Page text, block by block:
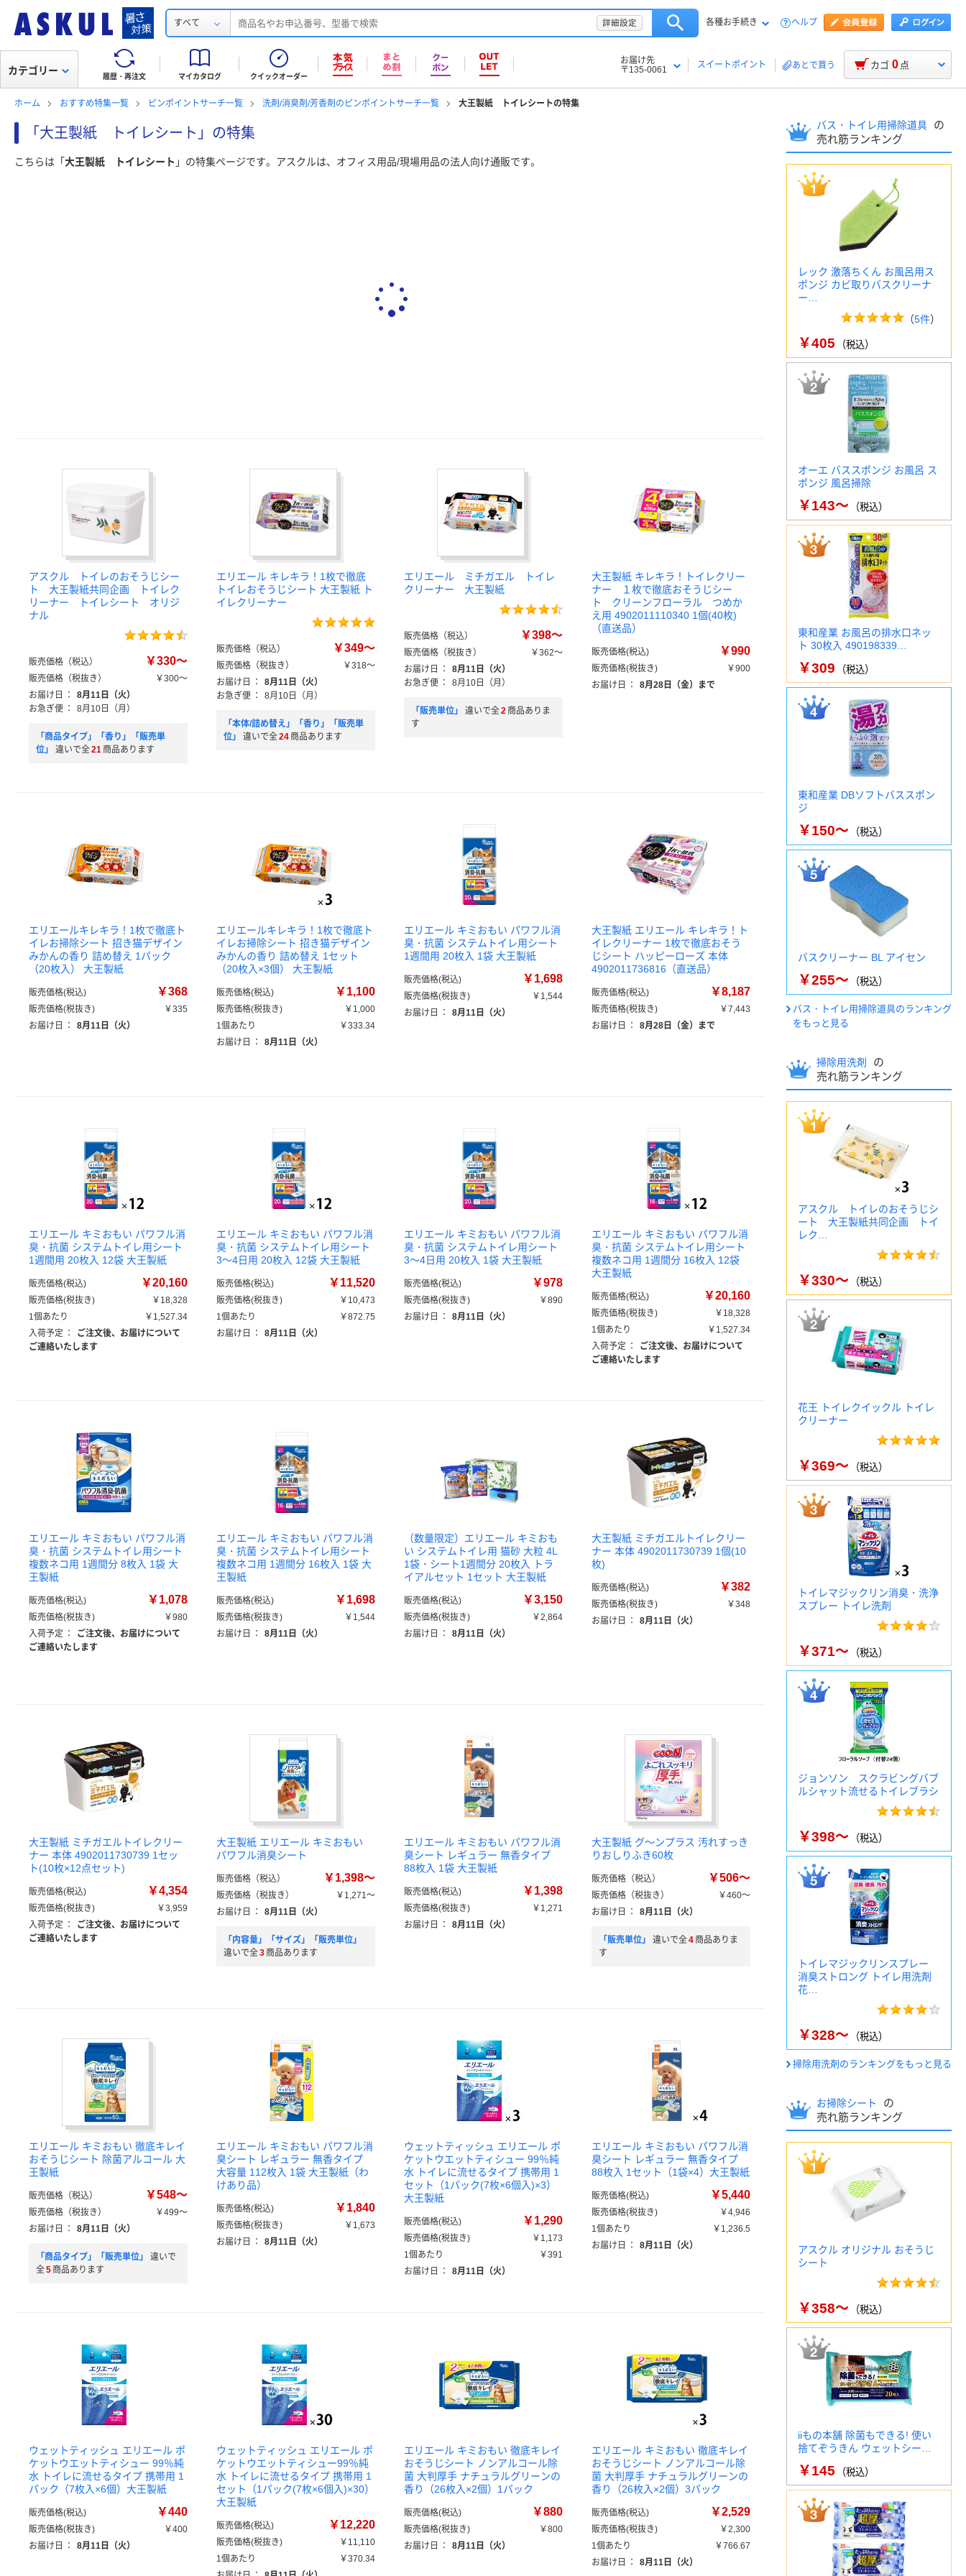
すべて 詳細設定 各種お手続き ヘルプ
履歴・再注文 マイカタログ クイックオーダー
お届け先
〒135-0061
スイートポイント あとで買う
カテゴリー カゴ 0 点
ホーム おすすめ特集一覧 ピンポイントサーチ一覧 洗剤/消臭剤/芳香剤のピンポイントサーチ一覧 大王製紙 トイレシートの特集
「大王製紙 トイレシート」の特集
こちらは「大王製紙 トイレシート 」の特集ページです。アスクルは、オフィス用品/現場用品の法人向け通販です。
アスクル トイレのおそうじシー
ト 大王製紙共同企画 トイレク
リーナー トイレシート オリジ
ナル
販売価格（税込） ￥330～
販売価格（税抜き）
￥300～
お届け日
：
8月11日（火）
お急ぎ便 ： 8月10日（月）
「商品タイプ」「香り」「販売単
位」
違いで全21 商品あります
エリエール キレキラ！1枚で徹底
トイレおそうじシート 大王製紙 ト
イレクリーナー
販売価格（税込） ￥349～
販売価格（税抜き）
￥318～
お届け日
：
8月11日（火）
お急ぎ便 ： 8月10日（月）
「本体/詰め替え」「香り」「販売単
位」
違いで全24 商品あります
エリエール ミチガエル トイレ
クリーナー 大王製紙
販売価格（税込） ￥398～
販売価格（税抜き）
￥362～
お届け日
：
8月11日（火）
お急ぎ便 ： 8月10日（月）
「販売単位」 違いで全2 商品ありま
す
大王製紙 キレキラ！トイレクリー
ナー １枚で徹底おそうじシー
ト クリーンフローラル つめか
え用 4902011110340 1個(40枚)
（直送品）
販売価格(税込) ￥990
販売価格(税抜き)
￥900
お届け日
： 8月28日（金）まで
エリエールキレキラ！1枚で徹底ト
イレお掃除シート 招き猫デザイン
みかんの香り 詰め替え 1パック
（20枚入） 大王製紙
販売価格(税込) ￥368
販売価格(税抜き)
￥335
お届け日
： 8月11日（火）
エリエールキレキラ！1枚で徹底ト
イレお掃除シート 招き猫デザイン
みかんの香り 詰め替え 1セット
（20枚入×3個） 大王製紙
販売価格(税込) ￥1,100
販売価格(税抜き)
￥1,000
1個あたり
￥333.34
お届け日
： 8月11日（火）
エリエール キミおもい パワフル消
臭・抗菌 システムトイレ用シート
1週間用 20枚入 1袋 大王製紙
販売価格(税込) ￥1,698
販売価格(税抜き)
￥1,544
お届け日
： 8月11日（火）
大王製紙 エリエール キレキラ！ト
イレクリーナー 1枚で徹底おそう
じシート ハッピーローズ 本体
4902011736816（直送品）
販売価格(税込) ￥8,187
販売価格(税抜き)
￥7,443
お届け日
： 8月28日（金）まで
エリエール キミおもい パワフル消
臭・抗菌 システムトイレ用シート
1週間用 20枚入 12袋 大王製紙
販売価格(税込) ￥20,160
販売価格(税抜き)
￥18,328
1個あたり
￥1,527.34
入荷予定 ：
ご注文後、お届けについて
ご連絡いたします
エリエール キミおもい パワフル消
臭・抗菌 システムトイレ用シート
3～4日用 20枚入 12袋 大王製紙
販売価格(税込) ￥11,520
販売価格(税抜き)
￥10,473
1個あたり
￥872.75
お届け日
： 8月11日（火）
エリエール キミおもい パワフル消
臭・抗菌 システムトイレ用シート
3～4日用 20枚入 1袋 大王製紙
販売価格(税込) ￥978
販売価格(税抜き)
￥890
お届け日
： 8月11日（火）
エリエール キミおもい パワフル消
臭・抗菌 システムトイレ用シート
複数ネコ用 1週間分 16枚入 12袋
大王製紙
販売価格(税込) ￥20,160
販売価格(税抜き)
￥18,328
1個あたり
￥1,527.34
入荷予定 ：
ご注文後、お届けについて
ご連絡いたします
エリエール キミおもい パワフル消
臭・抗菌 システムトイレ用シート
複数ネコ用 1週間分 8枚入 1袋 大
王製紙
販売価格(税込) ￥1,078
販売価格(税抜き)
￥980
入荷予定 ：
ご注文後、お届けについて
ご連絡いたします
エリエール キミおもい パワフル消
臭・抗菌 システムトイレ用シート
複数ネコ用 1週間分 16枚入 1袋 大
王製紙
販売価格(税込) ￥1,698
販売価格(税抜き)
￥1,544
お届け日
： 8月11日（火）
（数量限定）エリエール キミおも
い システムトイレ用 猫砂 大粒 4L
1袋・シート1週間分 20枚入 トラ
イアルセット 1セット 大王製紙
販売価格(税込) ￥3,150
販売価格(税抜き)
￥2,864
お届け日
： 8月11日（火）
大王製紙 ミチガエルトイレクリー
ナー 本体 4902011730739 1個(10
枚)
販売価格(税込) ￥382
販売価格(税抜き)
￥348
お届け日
： 8月11日（火）
大王製紙 ミチガエルトイレクリー
ナー 本体 4902011730739 1セッ
ト(10枚×12点セット)
販売価格(税込) ￥4,354
販売価格(税抜き)
￥3,959
入荷予定 ：
ご注文後、お届けについて
ご連絡いたします
大王製紙 エリエール キミおもい
パワフル消臭シート
販売価格（税込） ￥1,398～
販売価格（税抜き）
￥1,271～
お届け日
： 8月11日（火）
「内容量」「サイズ」「販売単位」
違いで全3 商品あります
エリエール キミおもい パワフル消
臭シート レギュラー 無香タイプ
88枚入 1袋 大王製紙
販売価格(税込) ￥1,398
販売価格(税抜き)
￥1,271
お届け日
： 8月11日（火）
大王製紙 グ～ンプラス 汚れすっき
りおしりふき60枚
販売価格（税込） ￥506～
販売価格（税抜き）
￥460～
お届け日
： 8月11日（火）
「販売単位」 違いで全4 商品ありま
す
エリエール キミおもい 徹底キレイ
おそうじシート 除菌アルコール 大
王製紙
販売価格（税込） ￥548～
販売価格（税抜き）
￥499～
お届け日
： 8月11日（火）
「商品タイプ」「販売単位」
違いで
全5 商品あります
エリエール キミおもい パワフル消
臭シート レギュラー 無香タイプ
大容量 112枚入 1袋 大王製紙（わ
けあり品）
販売価格(税込) ￥1,840
販売価格(税抜き)
￥1,673
お届け日
： 8月11日（火）
ウェットティッシュ エリエール ポ
ケットウエットティシュー 99％純
水 トイレに流せるタイプ 携帯用 1
セット（1パック(7枚×6個入)×3）
大王製紙
販売価格(税込) ￥1,290
販売価格(税抜き)
￥1,173
1個あたり
￥391
お届け日
： 8月11日（火）
エリエール キミおもい パワフル消
臭シート レギュラー 無香タイプ
88枚入 1セット（1袋×4）大王製紙
販売価格(税込) ￥5,440
販売価格(税抜き)
￥4,946
1個あたり
￥1,236.5
お届け日
： 8月11日（火）
ウェットティッシュ エリエール ポ
ケットウエットティシュー 99％純
水 トイレに流せるタイプ 携帯用 1
パック（7枚入×6個）大王製紙
販売価格(税込) ￥440
販売価格(税抜き)
￥400
お届け日
： 8月11日（火）
ウェットティッシュ エリエール ポ
ケットウエットティシュー99％純
水 トイレに流せるタイプ 携帯用 1
セット（1パック(7枚×6個入)×30）
大王製紙
販売価格(税込) ￥12,220
販売価格(税抜き)
￥11,110
1個あたり
￥370.34
エリエール キミおもい 徹底キレイ
おそうじシート ノンアルコール除
菌 大判厚手 ナチュラルグリーンの
香り（26枚入×2個）1パック
販売価格(税込) ￥880
販売価格(税抜き)
￥800
お届け日
： 8月11日（火）
エリエール キミおもい 徹底キレイ
おそうじシート ノンアルコール除
菌 大判厚手 ナチュラルグリーンの
香り（26枚入×2個）3パック
販売価格(税込) ￥2,529
販売価格(税抜き)
￥2,300
1個あたり
￥766.67
お届け日
： 8月11日（火）
バス・トイレ用掃除道具
の
売れ筋ランキング
レック 激落ちくん お風呂用ス
ポンジ カビ取りバスクリーナ
ー…
（5件）
￥405 （税込）
オーエ バススポンジ お風呂 ス
ポンジ 風呂掃除
￥143～ （税込）
東和産業 お風呂の排水口ネッ
ト 30枚入 490198339…
￥309 （税込）
東和産業 DBソフトバススポン
ジ
￥150～ （税込）
バスクリーナー BL アイセン
￥255～ （税込）
バス・トイレ用掃除道具のランキング
をもっと見る
掃除用洗剤
の
売れ筋ランキング
アスクル トイレのおそうじシ
ート 大王製紙共同企画 トイ
レク…
￥330～ （税込）
花王 トイレクイックル トイレ
クリーナー
￥369～ （税込）
トイレマジックリン消臭・洗浄
スプレー トイレ洗剤
￥371～ （税込）
ジョンソン スクラビングバブ
ルシャット流せるトイレブラシ
￥398～ （税込）
トイレマジックリンスプレー
消臭ストロング トイレ用洗剤
花…
￥328～ （税込）
掃除用洗剤のランキングをもっと見る
お掃除シート
の
売れ筋ランキング
アスクル オリジナル おそうじ
シート
￥358～ （税込）
iiもの本舗 除菌もできる! 使い
捨てぞうきん ウェットシー…
￥145 （税込）